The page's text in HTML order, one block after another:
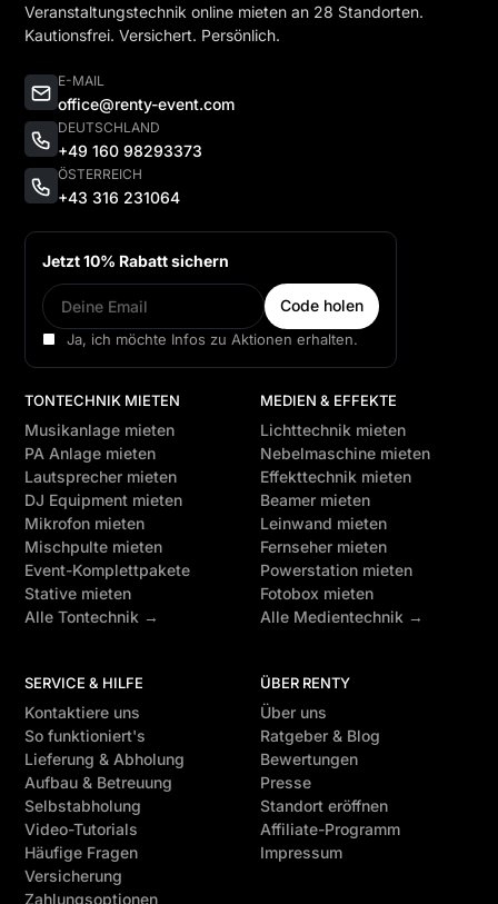
Veranstaltungstechnik online mieten an 28 Standorten.
Kautionsfrei. Versichert. Persönlich.
E-MAIL
office@renty-event.com
DEUTSCHLAND
+49 160 98293373
ÖSTERREICH
+43 316 231064
Jetzt 10% Rabatt sichern
Ja, ich möchte Infos zu Aktionen erhalten.
TONTECHNIK MIETEN
Musikanlage mieten
PA Anlage mieten
Lautsprecher mieten
DJ Equipment mieten
Mikrofon mieten
Mischpulte mieten
Event-Komplettpakete
Stative mieten
Alle Tontechnik →
MEDIEN & EFFEKTE
Lichttechnik mieten
Nebelmaschine mieten
Effekttechnik mieten
Beamer mieten
Leinwand mieten
Fernseher mieten
Powerstation mieten
Fotobox mieten
Alle Medientechnik →
SERVICE & HILFE
Kontaktiere uns
So funktioniert's
Lieferung & Abholung
Aufbau & Betreuung
Selbstabholung
Video-Tutorials
Häufige Fragen
Versicherung
Zahlungsoptionen
ÜBER RENTY
Über uns
Ratgeber & Blog
Bewertungen
Presse
Standort eröffnen
Affiliate-Programm
Impressum